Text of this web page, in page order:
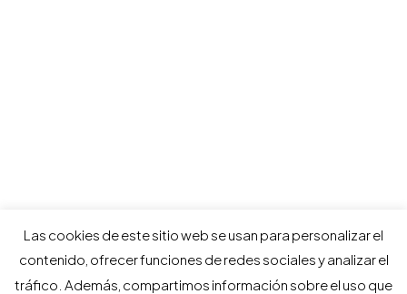
Las cookies de este sitio web se usan para personalizar el
contenido, ofrecer funciones de redes sociales y analizar el
tráfico. Además, compartimos información sobre el uso que